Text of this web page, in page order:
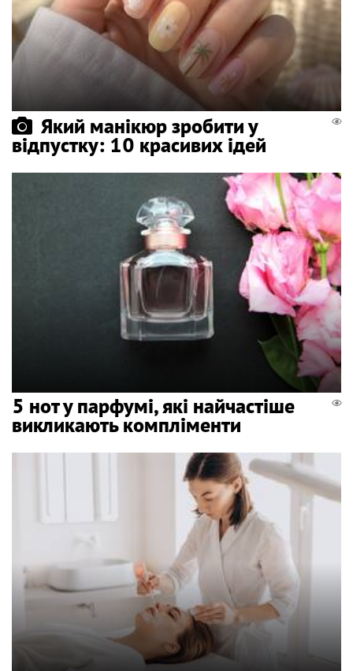
Який манікюр зробити у
відпустку: 10 красивих ідей
5 нот у парфумі, які найчастіше
викликають компліменти